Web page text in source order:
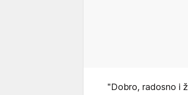
"Dobro, radosno i